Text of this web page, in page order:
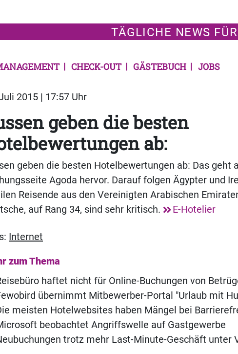
TÄGLICHE NEWS
CHECK-OUT GÄSTEBUCH JOBS
2015 | 17:57 Uhr
geben die besten
ab:
geben die besten Hotelbewertungen ab: Das geht
Agoda hervor. Darauf folgen Ägypter und
Reisende aus den Vereinigten Arabischen
auf Rang 34, sind sehr kritisch.
E-Hotelier
Internet
zum Thema
haftet nicht für Online-Buchungen von
übernimmt Mitbewerber-Portal "Urlaub mit
meisten Hotelwebsites haben Mängel bei
beobachtet Angriffswelle auf Gastgewerbe
trotz mehr Last-Minute-Geschäft unter